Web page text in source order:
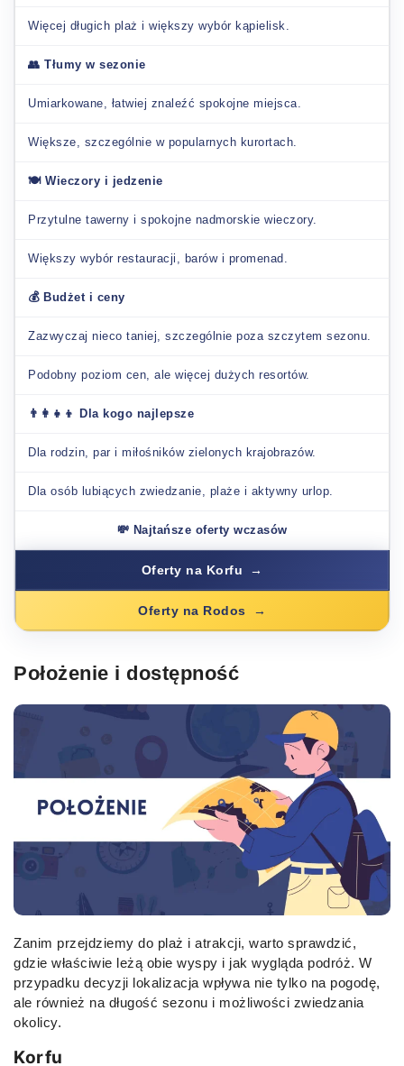
Więcej długich plaż i większy wybór kąpielisk.
👥 Tłumy w sezonie
Umiarkowane, łatwiej znaleźć spokojne miejsca.
Większe, szczególnie w popularnych kurortach.
🍽️ Wieczory i jedzenie
Przytulne tawerny i spokojne nadmorskie wieczory.
Większy wybór restauracji, barów i promenad.
💰 Budżet i ceny
Zazwyczaj nieco taniej, szczególnie poza szczytem sezonu.
Podobny poziom cen, ale więcej dużych resortów.
👨‍👩‍👧‍👦 Dla kogo najlepsze
Dla rodzin, par i miłośników zielonych krajobrazów.
Dla osób lubiących zwiedzanie, plaże i aktywny urlop.
💸 Najtańsze oferty wczasów
Oferty na Korfu
Oferty na Rodos
Położenie i dostępność
Zanim przejdziemy do plaż i atrakcji, warto sprawdzić,
gdzie właściwie leżą obie wyspy i jak wygląda podróż. W
przypadku decyzji lokalizacja wpływa nie tylko na pogodę,
ale również na długość sezonu i możliwości zwiedzania
okolicy.
Korfu